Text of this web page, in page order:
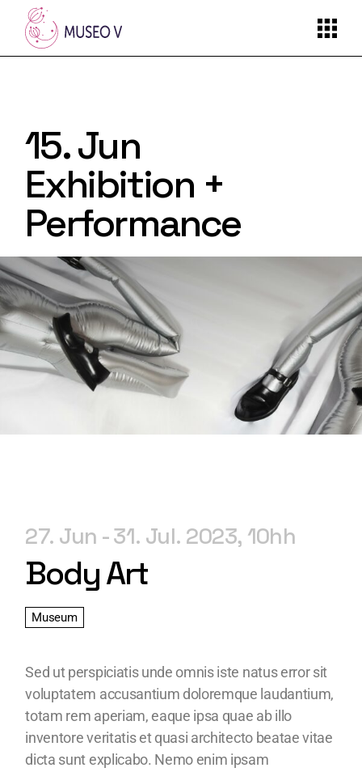
15. Jun
Exhibition +
Performance
27. Jun 31. Jul. 2023 10h
Body Art
Museum
Sed ut perspiciatis unde omnis iste natus error sit
voluptatem accusantium doloremque laudantium,
totam rem aperiam, eaque ipsa quae ab illo
inventore veritatis et quasi architecto beatae vitae
dicta sunt explicabo. Nemo enim ipsam